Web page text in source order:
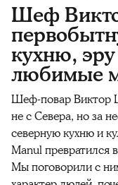
Шеф
кухню,
любимые
Шеф-повар Виктор
не с Севера, но за
северную кухню и
Manul превратился
Мы поговорили с